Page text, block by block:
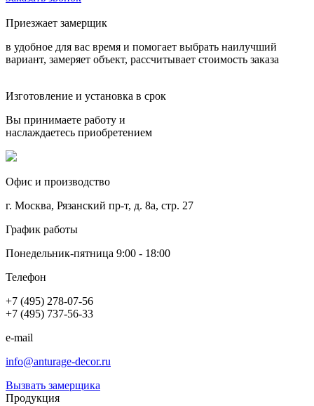
Приезжает замерщик
в удобное для вас время и помогает выбрать наилучший
вариант, замеряет объект, рассчитывает стоимость заказа
Изготовление и установка в срок
Вы принимаете работу и
наслаждаетесь приобретением
Офис и производство
г. Москва, Рязанский пр-т, д. 8а, стр. 27
График работы
Понедельник-пятница 9:00 - 18:00
Телефон
+7 (495) 278-07-56
+7 (495) 737-56-33
e-mail
info@anturage-decor.ru
Вызвать замерщика
Продукция